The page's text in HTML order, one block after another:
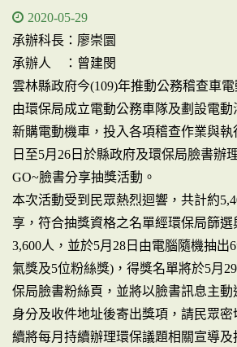
2020-05-29
承辦科長：廖崇圜
承辦人 ：曾建閔
雲林縣政府今(109)年推動公務稽查車
由環保局成立電動公務車隊及劃設電
新購電動機車，投入各項稽查作業與執
日至5月26日於縣政府及環保局臉書辦
GO~臉書分享抽獎活動。
本次活動受到民眾熱烈迴響，共計約
享，符合抽獎資格之名單經環保局篩
3,600人，並於5月28日由電腦隨機抽出
氣獎及5位粉絲獎)，得獎名單將於5月
保局臉書粉絲頁，並將以臉書訊息主
身分及收件地址後寄出獎項，請民眾
續將每月持續辦理環保議題相關宣導